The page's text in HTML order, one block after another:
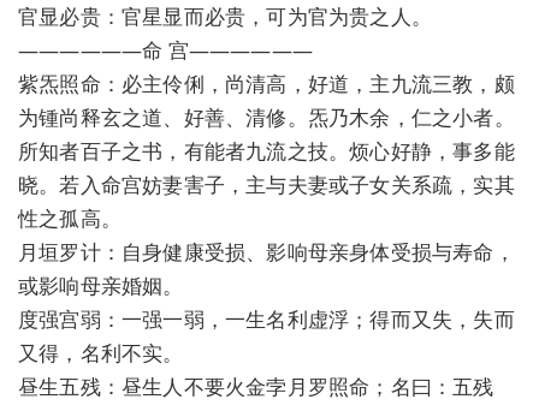
官显必贵：官星显而必贵，可为官为贵之人。
——————命 宫——————
紫炁照命：必主伶俐，尚清高，好道，主九流三教，颇
为锺尚释玄之道、好善、清修。炁乃木余，仁之小者。
所知者百子之书，有能者九流之技。烦心好静，事多能
晓。若入命宫妨妻害子，主与夫妻或子女关系疏，实其
性之孤高。
月垣罗计：自身健康受损、影响母亲身体受损与寿命，
或影响母亲婚姻。
度强宫弱：一强一弱，一生名利虚浮；得而又失，失而
又得，名利不实。
昼生五残：昼生人不要火金孛月罗照命；名曰：五残